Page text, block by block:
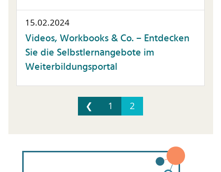
15.02.2024
Videos, Workbooks & Co. – Entdecken
Sie die Selbstlernangebote im
Weiterbildungsportal
❮ 1 2